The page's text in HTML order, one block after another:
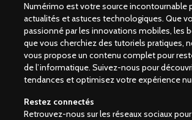
Numérimo est votre source incontournable
actualités et astuces technologiques. Que
passionné par les innovations mobiles, les
que vous cherchiez des tutoriels pratiques,
vous propose un contenu complet pour
de l’informatique. Suivez-nous pour
tendances et optimisez votre expérience
Restez connectés
Retrouvez-nous sur les réseaux sociaux